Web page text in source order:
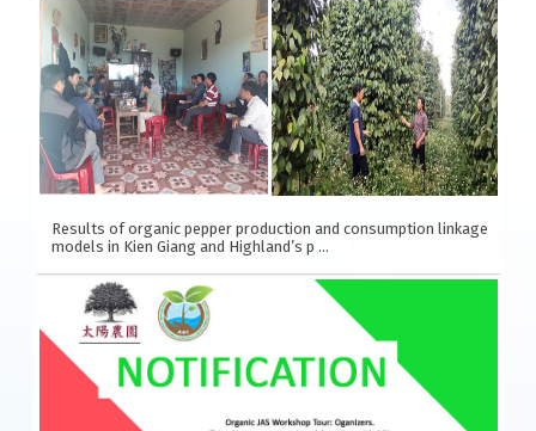
Results of organic pepper production and consumption linkage
models in Kien Giang and Highland’s p …